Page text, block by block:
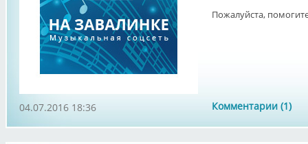
Пожалуйста,
Комментарии (1)
04.07.2016 18:36